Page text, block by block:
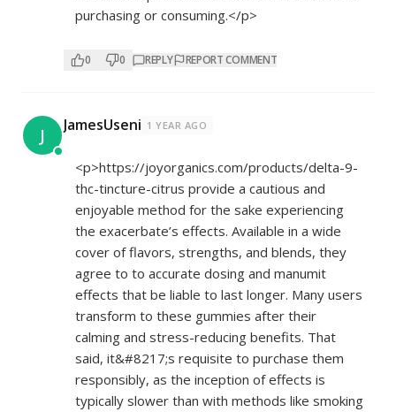
purchasing or consuming.</p>
0 0 REPLY REPORT COMMENT
J JamesUseni 1 YEAR AGO
<p>https://joyorganics.com/products/delta-9-
thc-tincture-citrus provide a cautious and
enjoyable method for the sake experiencing
the exacerbate’s effects. Available in a wide
cover of flavors, strengths, and blends, they
agree to to accurate dosing and manumit
effects that be liable to last longer. Many users
transform to these gummies after their
calming and stress-reducing benefits. That
said, it&#8217;s requisite to purchase them
responsibly, as the inception of effects is
typically slower than with methods like smoking